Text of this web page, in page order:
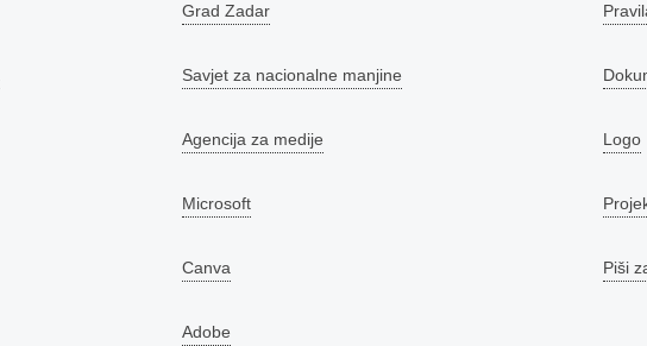
Grad Zadar
Savjet za nacionalne manjine
Agencija za medije
Microsoft
Canva
Adobe
Logo
Piši